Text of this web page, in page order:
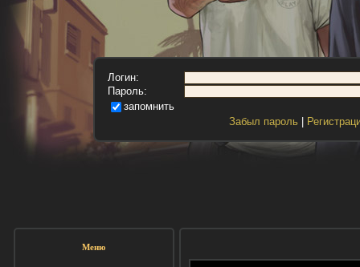
Логин:
Пароль:
запомнить
Забыл пароль|
Меню